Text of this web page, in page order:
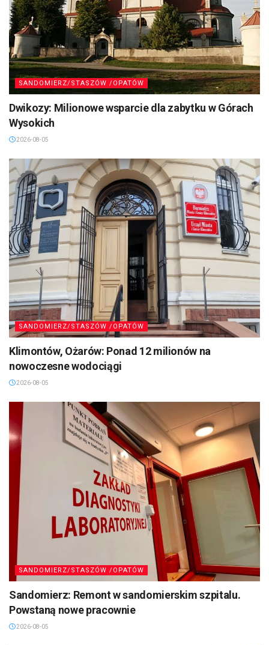
SANDOMIERZ/STASZÓW /OPATÓW
Dwikozy: Milionowe wsparcie dla zabytku w Górach
Wysokich
2026-08-05
SANDOMIERZ/STASZÓW /OPATÓW
Klimontów, Ożarów: Ponad 12 milionów na
nowoczesne wodociągi
2026-08-05
SANDOMIERZ/STASZÓW /OPATÓW
Sandomierz: Remont w sandomierskim szpitalu.
Powstaną nowe pracownie
2026-08-05